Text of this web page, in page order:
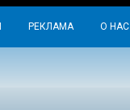
РЕКЛАМА О НАС